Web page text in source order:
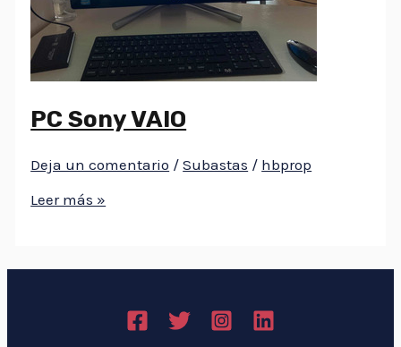
PC Sony VAIO
Deja un comentario /Subastas / hbprop
Leer más »